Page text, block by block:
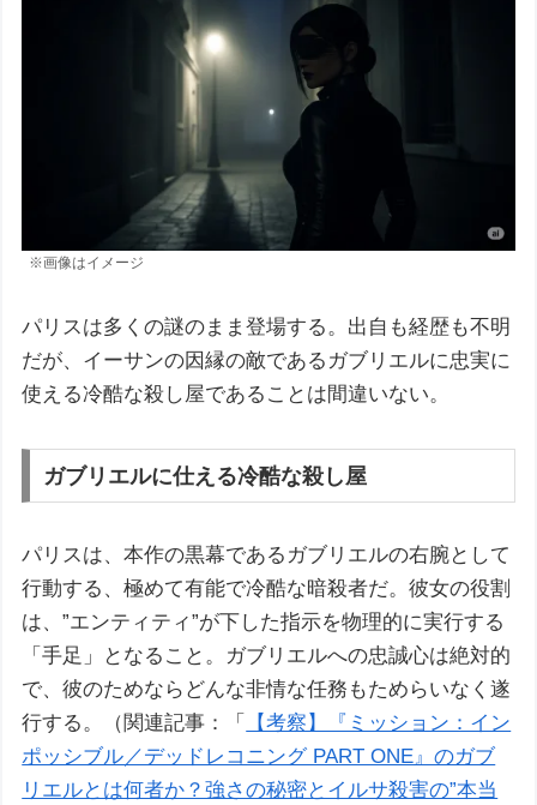
※画像はイメージ
パリスは多くの謎のまま登場する。出自も経歴も不明
だが、イーサンの因縁の敵であるガブリエルに忠実に
使える冷酷な殺し屋であることは間違いない。
ガブリエルに仕える冷酷な殺し屋
パリスは、本作の黒幕であるガブリエルの右腕として
行動する、極めて有能で冷酷な暗殺者だ。彼女の役割
は、”エンティティ”が下した指示を物理的に実行する
「手足」となること。ガブリエルへの忠誠心は絶対的
で、彼のためならどんな非情な任務もためらいなく遂
行する。（関連記事：「
【考察】『ミッション：イン
ポッシブル／デッドレコニング PART ONE』のガブ
リエルとは何者か？強さの秘密とイルサ殺害の”本当